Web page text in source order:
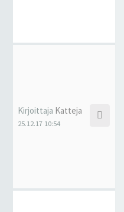
Kirjoittaja Katteja
25.12.17 10:54